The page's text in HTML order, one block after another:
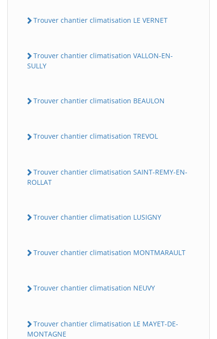
Trouver chantier climatisation LE VERNET
Trouver chantier climatisation VALLON-EN-
SULLY
Trouver chantier climatisation BEAULON
Trouver chantier climatisation TREVOL
Trouver chantier climatisation SAINT-REMY-EN-
ROLLAT
Trouver chantier climatisation LUSIGNY
Trouver chantier climatisation MONTMARAULT
Trouver chantier climatisation NEUVY
Trouver chantier climatisation LE MAYET-DE-
MONTAGNE